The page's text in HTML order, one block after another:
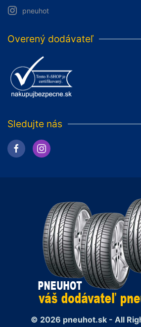
pneuhot
Overený dodávateľ
Sledujte nás
© 2026 pneuhot.sk - All